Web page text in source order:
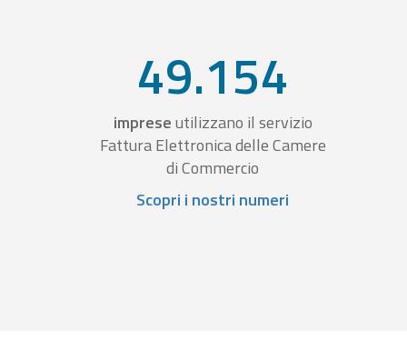
49.154
impreseutilizzano il servizio
Fattura Elettronica delle Camere
di Commercio
Scopri i nostri numeri